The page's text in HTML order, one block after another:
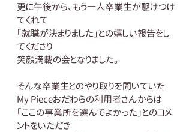
更に午後から、もう一人卒業生が駆けつけ
てくれて
「就職が決まりました」との嬉しい報告をし
てくださり
笑顔満載の会となりました。
そんな卒業生とのやり取りを聞いていた
My Pieceおだわらの利用者さんからは
「ここの事業所を選んでよかった」とのコメ
ントをいただき